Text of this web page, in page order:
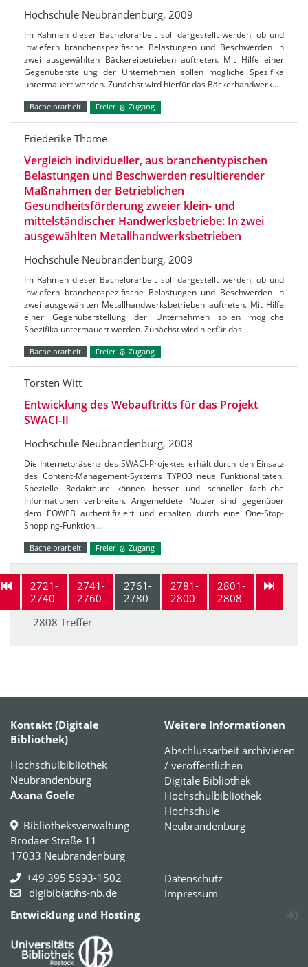
Hochschule Neubrandenburg, 2009
Im Rahmen dieser Bachelorarbeit soll dargestellt werden, ob und
inwiefern branchenspezifische Belastungen und Beschwerden in
zwei ausgewählten Bäckereibetrieben auftreten. Mit Hilfe einer
Gegenüberstellung der Unternehmen sollen mögliche Spezifika
untermauert werden. Zunächst wird hierfür das Bäckerhandwerk…
Bachelorarbeit Freier Zugang
Friederike Thome
Vergleich individueller, aus branchentypischen
Belastungen und Beschwerden resultierender
Maßnahmen der Betrieblichen
Gesundheitsförderung zweier klein- und
mittelständischer Handwerksbetriebe: In zwei
ausgewählten Metallhandwerksbetrieben
Hochschule Neubrandenburg, 2009
Im Rahmen dieser Bachelorarbeit soll dargestellt werden, ob und
inwiefern branchenspezifische Belastungen und Beschwerden in
zwei ausgewählten Metallhandwerksbetrieben auftreten. Mit Hilfe
einer Gegenüberstellung der Unternehmen sollen mögliche
Spezifika untermauert werden. Zunächst wird hierfür das…
Bachelorarbeit Freier Zugang
Torsten Witt
Entwicklung des Webauftritts für das Projekt
SWACI-II
Hochschule Neubrandenburg, 2008
Die Internetpräsenz des SWACI-Projektes erhält durch den Einsatz
des Content-Management-Systems TYPO3 neue Funktionalitäten.
Spezielle Redakteure können besser und schneller fachliche
Informationen verbreiten. Angemeldete Nutzer sind gegenüber
dem EOWEB authentifiziert und erhalten durch eine One-Stop-
Shopping-Funktion…
Bachelorarbeit Freier Zugang
2721-
2740
2741-
2760
2761-
2780
2781-
2800
2801-
2808
2808 Treffer
Kontakt (Digitale
Bibliothek)
Hochschulbibliothek
Neubrandenburg
Axana Goele
Bibliotheksverwaltung
Brodaer Straße 11
17033 Neubrandenburg
+49 395 5693-1502
digibib(at)hs-nb.de
Weitere Informationen
Abschlussarbeit archivieren
/ veröffentlichen
Digitale Bibliothek
Hochschulbibliothek
Hochschule
Neubrandenburg
Datenschutz
Impressum
Entwicklung und Hosting